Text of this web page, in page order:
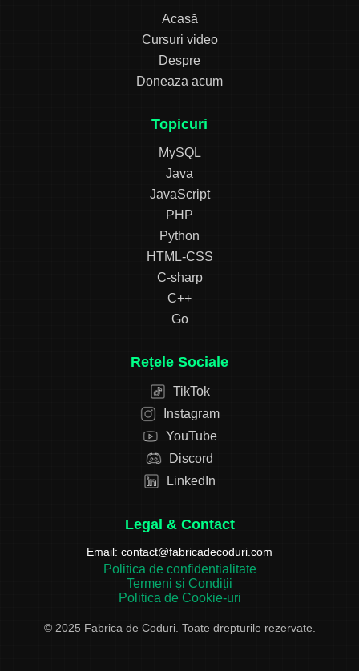
Acasă
Cursuri video
Despre
Doneaza acum
Topicuri
MySQL
Java
JavaScript
PHP
Python
HTML-CSS
C-sharp
C++
Go
Rețele Sociale
TikTok
Instagram
YouTube
Discord
LinkedIn
Legal & Contact
Email: contact@fabricadecoduri.com
Politica de confidentialitate
Termeni și Condiții
Politica de Cookie-uri
© 2025 Fabrica de Coduri. Toate drepturile rezervate.